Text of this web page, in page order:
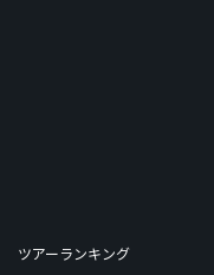
ツアーランキング